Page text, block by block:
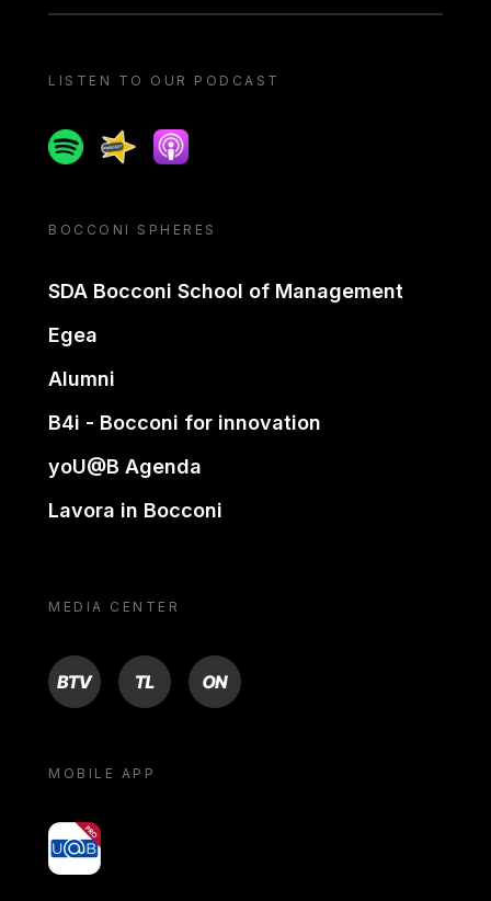
LISTEN TO OUR PODCAST
SpotifySpreakerApple podcast
BOCCONI SPHERES
SDA Bocconi School of Management
Egea
Alumni
B4i - Bocconi for innovation
yoU@B Agenda
Lavora in Bocconi
MEDIA CENTER
BTV TL ON
MOBILE APP
yoU@B